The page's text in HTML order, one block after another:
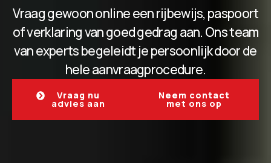
Vraag gewoon online een rijbewijs, paspoort
of verklaring van goed gedrag aan. Ons team
van experts begeleidt je persoonlijk door de
hele aanvraagprocedure.
Vraag nu
advies aan
Neem contact
met ons op